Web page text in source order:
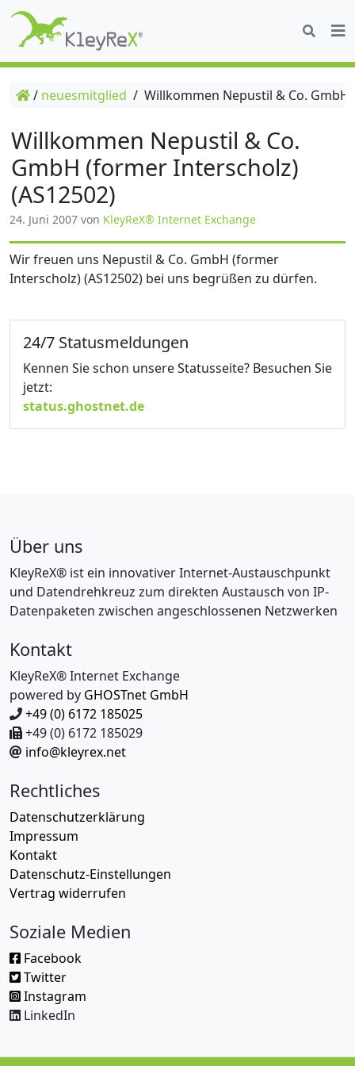
/ neuesmitglied / Willkommen Nepustil & Co.
Willkommen Nepustil & Co.
GmbH (former Interscholz)
(AS12502)
24. Juni 2007 von KleyReX® Internet Exchange
Wir freuen uns Nepustil & Co. GmbH (former
Interscholz) (AS12502) bei uns begrüßen zu dürfen.
24/7 Statusmeldungen
Kennen Sie schon unsere Statusseite? Besuchen Sie
jetzt:
status.ghostnet.de
Über uns
KleyReX® ist ein innovativer Internet-Austauschpunkt
und Datendrehkreuz zum direkten Austausch von IP-
Datenpaketen zwischen angeschlossenen Netzwerken
Kontakt
KleyReX® Internet Exchange
powered by GHOSTnet GmbH
+49 (0) 6172 185025
+49 (0) 6172 185029
info@kleyrex.net
Rechtliches
Datenschutzerklärung
Impressum
Kontakt
Datenschutz-Einstellungen
Vertrag widerrufen
Soziale Medien
Facebook
Twitter
Instagram
LinkedIn